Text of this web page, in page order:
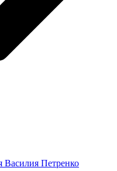
Василия Петренко